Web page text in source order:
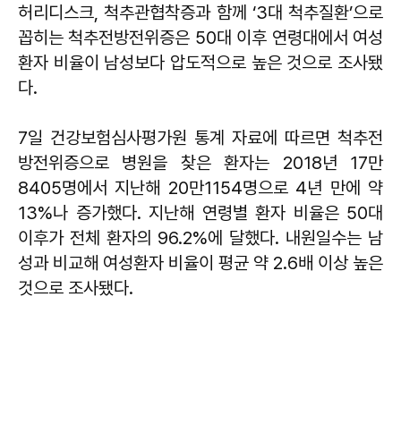
허리디스크, 척추관협착증과 함께 ‘3대 척추질환’으로
꼽히는 척추전방전위증은 50대 이후 연령대에서 여성
환자 비율이 남성보다 압도적으로 높은 것으로 조사됐
다.
7일 건강보험심사평가원 통계 자료에 따르면 척추전
방전위증으로 병원을 찾은 환자는 2018년 17만
8405명에서 지난해 20만1154명으로 4년 만에 약
13%나 증가했다. 지난해 연령별 환자 비율은 50대
이후가 전체 환자의 96.2%에 달했다. 내원일수는 남
성과 비교해 여성환자 비율이 평균 약 2.6배 이상 높은
것으로 조사됐다.